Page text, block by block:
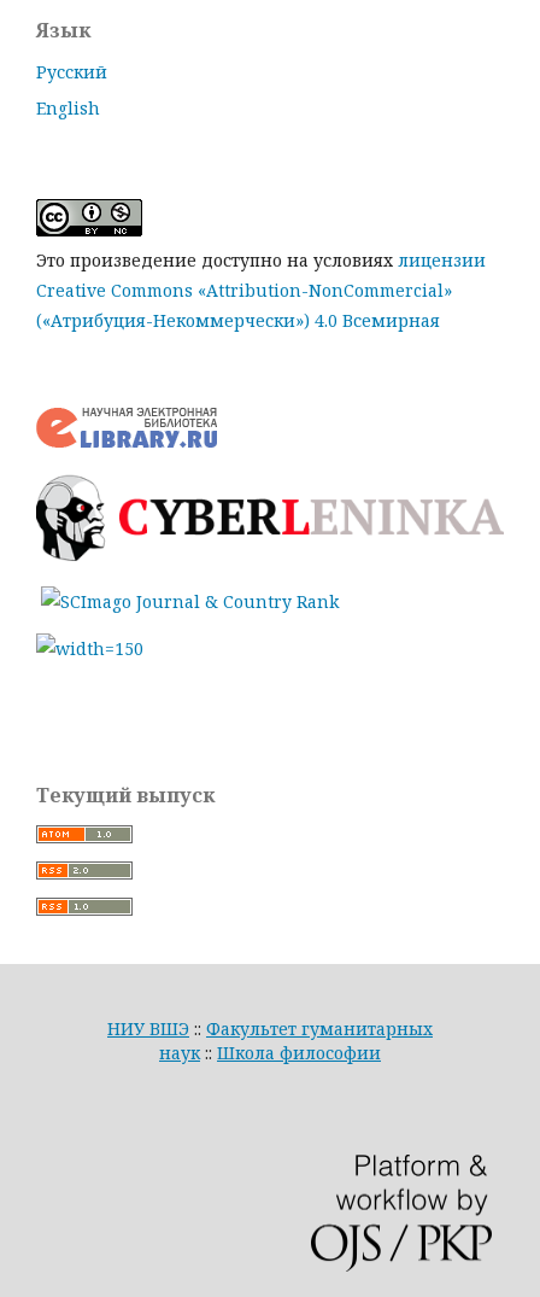
Язык
Русский
English
Это произведение доступно на условиях лицензии
Creative Commons «Attribution-NonCommercial»
(«Атрибуция-Некоммерчески») 4.0 Всемирная
Текущий выпуск
НИУ ВШЭ :: Факультет гуманитарных
наук:: Школа философии